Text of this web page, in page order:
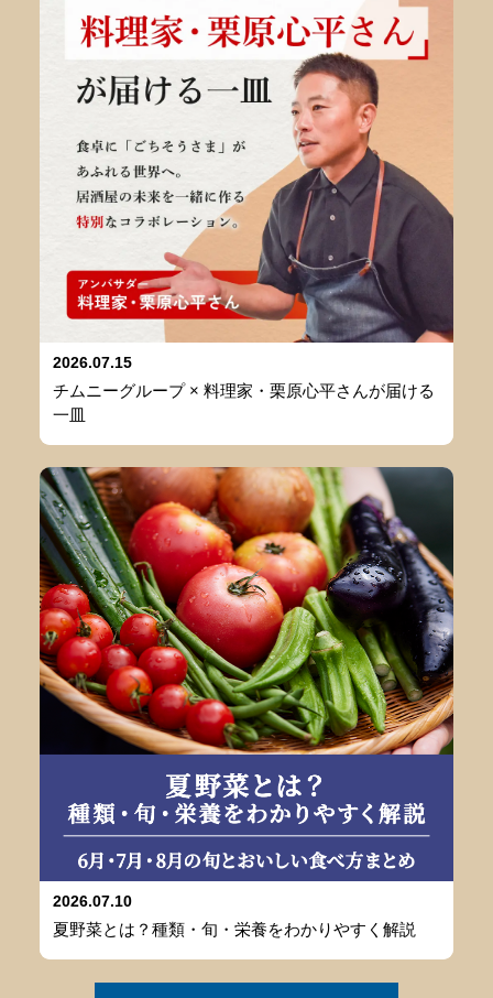
2026.07.15
チムニーグループ × 料理家・栗原心平さんが届ける
一皿
2026.07.10
夏野菜とは？種類・旬・栄養をわかりやすく解説